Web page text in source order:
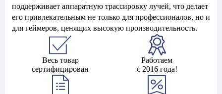
поддерживает аппаратную трассировку лучей, что делает
его привлекательным не только для профессионалов, но и
для геймеров, ценящих высокую производительность.
Весь товар
сертифицирован
Работаем
с 2016 года!